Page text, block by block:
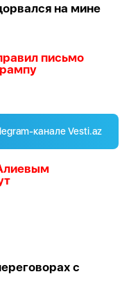
на мине
письмо
канале Vesti.az
с